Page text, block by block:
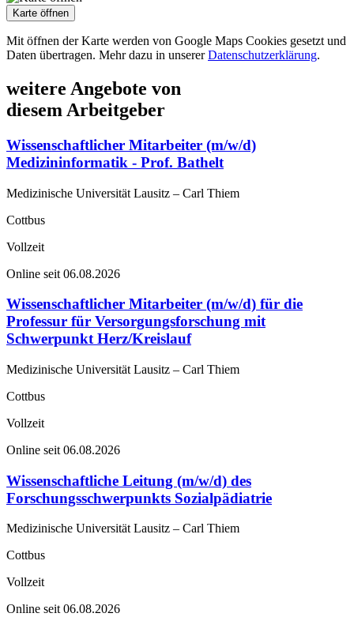
Karte öffnen
Mit öffnen der Karte werden von Google Maps Cookies gesetzt und
Daten übertragen. Mehr dazu in unsererDatenschutzerklärung.
weitere Angebote von
diesem Arbeitgeber
Wissenschaftlicher Mitarbeiter (m/w/d)
Medizininformatik - Prof. Bathelt
Medizinische Universität Lausitz – Carl Thiem
Cottbus
Vollzeit
Online seit 06.08.2026
Wissenschaftlicher Mitarbeiter (m/w/d) für die
Professur für Versorgungsforschung mit
Schwerpunkt Herz/Kreislauf
Medizinische Universität Lausitz – Carl Thiem
Cottbus
Vollzeit
Online seit 06.08.2026
Wissenschaftliche Leitung (m/w/d) des
Forschungsschwerpunkts Sozialpädiatrie
Medizinische Universität Lausitz – Carl Thiem
Cottbus
Vollzeit
Online seit 06.08.2026